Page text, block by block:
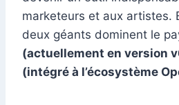
o
k
p
marketeurs et aux artistes.
deux géants dominent le
(actuellement en version
(intégré à l’écosystème